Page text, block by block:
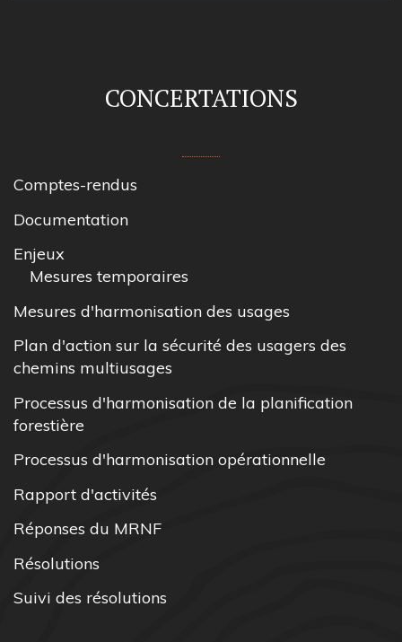
CONCERTATIONS
Comptes-rendus
Documentation
Enjeux
Mesures temporaires
Mesures d'harmonisation des usages
Plan d'action sur la sécurité des usagers des
chemins multiusages
Processus d'harmonisation de la planification
forestière
Processus d'harmonisation opérationnelle
Rapport d'activités
Réponses du MRNF
Résolutions
Suivi des résolutions